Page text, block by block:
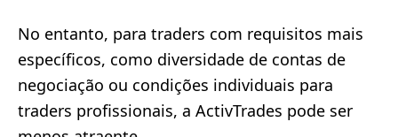
No entanto, para traders com requisitos mais
específicos, como diversidade de contas de
negociação ou condições individuais para
traders profissionais, a ActivTrades pode ser